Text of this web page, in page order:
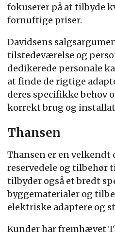
fokuserer på at tilbyde
fornuftige priser.
Davidsens
tilstedeværelse og
dedikerede personale
at finde de rigtige
deres specifikke behov
korrekt brug og
Thansen
Thansen er en velkendt
reservedele og tilbehør
tilbyder også et bredt
byggematerialer og
elektriske adaptere og
Kunder har fremhævet